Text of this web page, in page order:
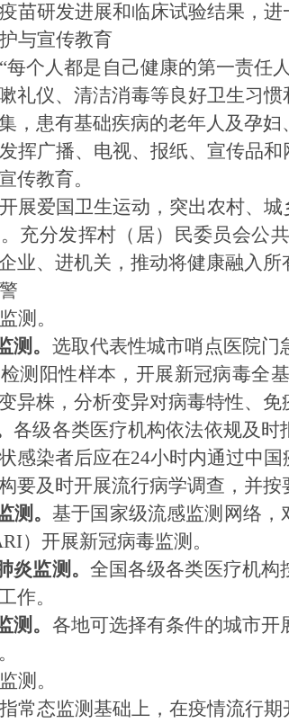
苗研发进展和临床试验结果，进
与宣传教育
“每个人都是自己健康的第一责任
礼仪、清洁消毒等良好卫生习
，患有基础疾病的老年人及孕妇、
挥广播、电视、报纸、宣传品
传教育。
展爱国卫生运动，突出农村、
充分发挥村（居）民委员会公
业、进机关，推动将健康融入所
测 。
测。 选取代表性城市哨点医院门
测 阳性样本， 开展新冠病毒全
异株，分析变异对病毒特性、免
各级各类医疗机构依法依规及时
感染者后应在24小时内通过中
要及时开展流行病学调查，并按
测。 基于国家级流感监测网络，
）开展新冠病毒监测。
炎监测。 全国各级各类医疗机构
作。
测。 各地可选择有条件的城市开
测。
常态监测基础上，在疫情流行期